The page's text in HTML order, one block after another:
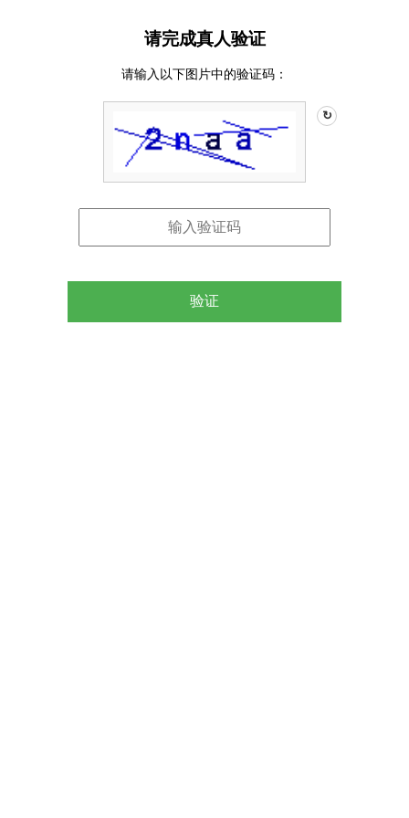
请完成真人验证
请输入以下图片中的验证码：
↻
验证